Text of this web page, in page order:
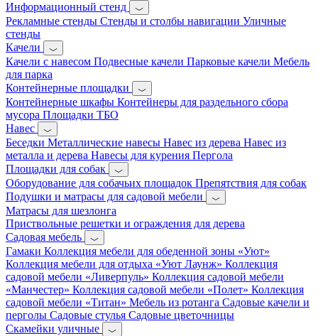
Информационный стенд
Рекламные стенды Стенды и столбы навигации Уличные
стенды
Качели
Качели с навесом Подвесные качели Парковые качели Мебель
для парка
Контейнерные площадки
Контейнерные шкафы Контейнеры для раздельного сбора
мусора Площадки ТБО
Навес
Беседки Металлические навесы Навес из дерева Навес из
металла и дерева Навесы для курения Пергола
Площадки для собак
Оборудование для собачьих площадок Препятствия для собак
Подушки и матрасы для садовой мебели
Матрасы для шезлонга
Приствольные решетки и ограждения для дерева
Садовая мебель
Гамаки Коллекция мебели для обеденной зоны «Уют»
Коллекция мебели для отдыха «Уют Лаунж» Коллекция
садовой мебели «Ливерпуль» Коллекция садовой мебели
«Манчестер» Коллекция садовой мебели «Полет» Коллекция
садовой мебели «Титан» Мебель из ротанга Садовые качели и
перголы Садовые стулья Садовые цветочницы
Скамейки уличные